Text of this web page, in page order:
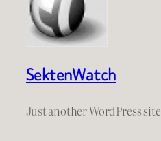
SektenWatch
Just another WordPress site